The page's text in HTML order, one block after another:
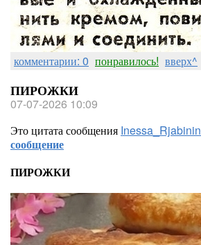
комментарии: 0 понравилось! вверх^
ПИРОЖКИ
07-07-2026 10:09
Это цитата сообщения
сообщение
ПИРОЖКИ